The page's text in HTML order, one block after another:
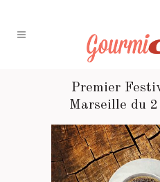
Premier
Marseille du